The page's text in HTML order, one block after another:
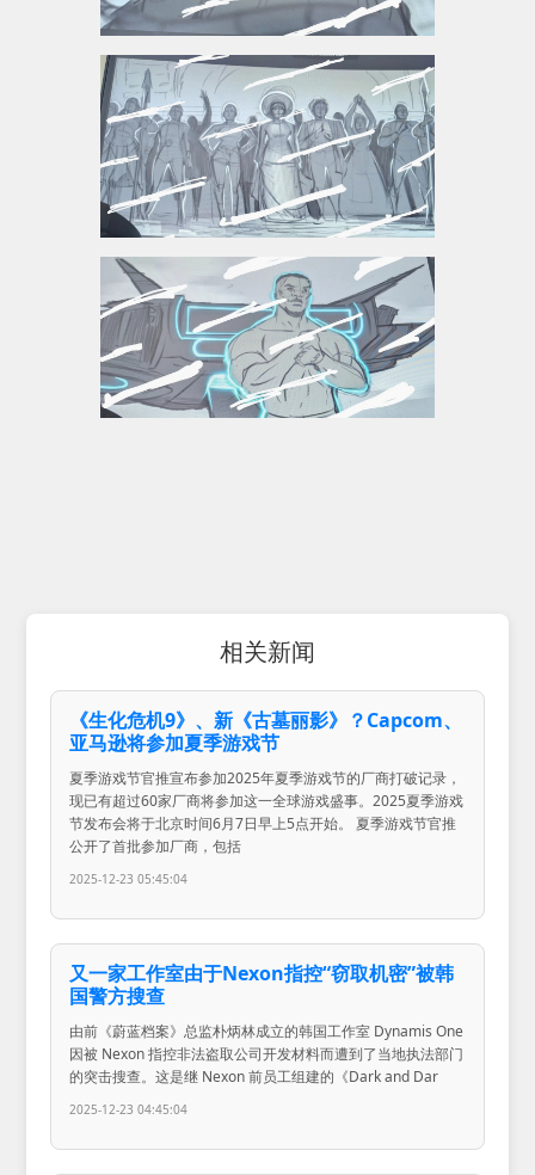
相关新闻
《生化危机9》、新《古墓丽影》？Capcom、
亚马逊将参加夏季游戏节
夏季游戏节官推宣布参加2025年夏季游戏节的厂商打破记录，
现已有超过60家厂商将参加这一全球游戏盛事。2025夏季游戏
节发布会将于北京时间6月7日早上5点开始。 夏季游戏节官推
公开了首批参加厂商，包括
2025-12-23 05:45:04
又一家工作室由于Nexon指控“窃取机密”被韩
国警方搜查
由前《蔚蓝档案》总监朴炳林成立的韩国工作室 Dynamis One
因被 Nexon 指控非法盗取公司开发材料而遭到了当地执法部门
的突击搜查。这是继 Nexon 前员工组建的《Dark and Dar
2025-12-23 04:45:04